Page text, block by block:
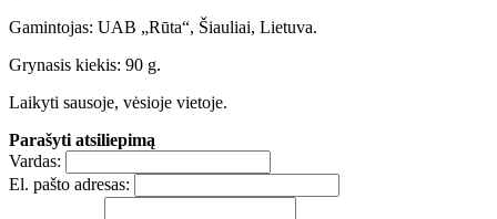
Gamintojas: UAB „Rūta“, Šiauliai, Lietuva.
Grynasis kiekis: 90 g.
Laikyti sausoje, vėsioje vietoje.
Parašyti atsiliepimą
Vardas:
El. pašto adresas: